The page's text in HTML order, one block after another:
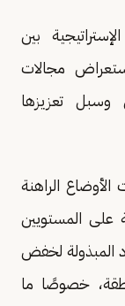
بين
مجالات
وسبل تعزيزها
الراهنة
على المستويين
المبذولة لخفض
خصوصًا ما